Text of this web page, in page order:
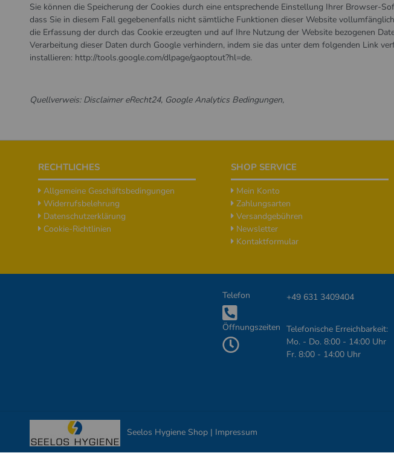
Sie können die Speicherung der Cookies durch eine entsprechende Einstellung Ihrer Browser-
dass Sie in diesem Fall gegebenenfalls nicht sämtliche Funktionen dieser Website
die Erfassung der durch das Cookie erzeugten und auf Ihre Nutzung der Website bezogenen
Verarbeitung dieser Daten durch Google verhindern, indem sie das unter dem folgenden Link
installieren: http://tools.google.com/dlpage/gaoptout?hl=de.
Quellverweis: Disclaimer eRecht24, Google Analytics Bedingungen,
RECHTLICHES
Allgemeine Geschäftsbedingungen
Widerrufsbelehrung
Datenschutzerklärung
Cookie-Richtlinien
SHOP SERVICE
Mein Konto
Zahlungsarten
Versandgebühren
Newsletter
Kontaktformular
Telefon +49 631 3409404
Öffnungszeiten Telefonische Erreichbarkeit:
Mo. - Do. 8:00 - 14:00 Uhr
Fr. 8:00 - 14:00 Uhr
Seelos Hygiene Shop | Impressum